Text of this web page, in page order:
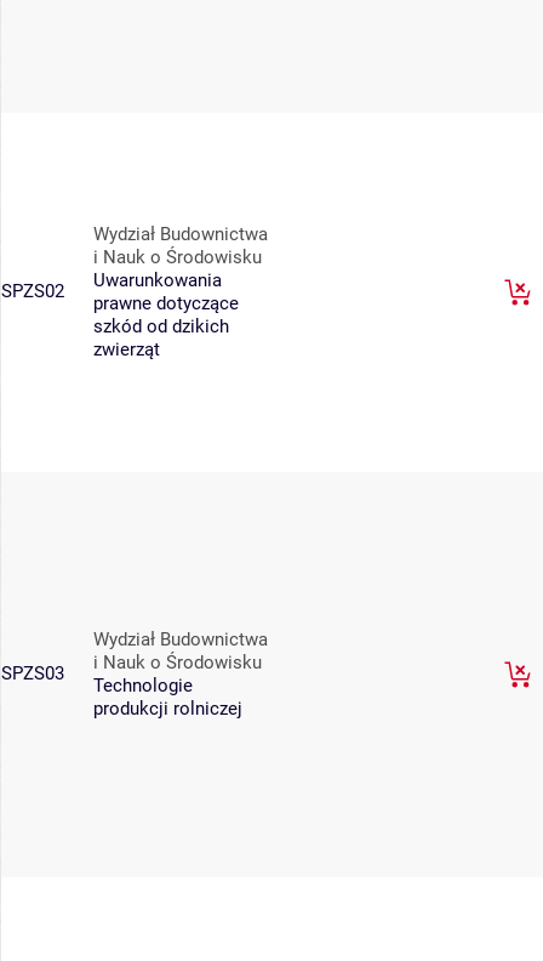
SPZS02
Wydział Budownictwa
i Nauk o Środowisku
Uwarunkowania
prawne dotyczące
szkód od dzikich
zwierząt
SPZS03
Wydział Budownictwa
i Nauk o Środowisku
Technologie
produkcji rolniczej